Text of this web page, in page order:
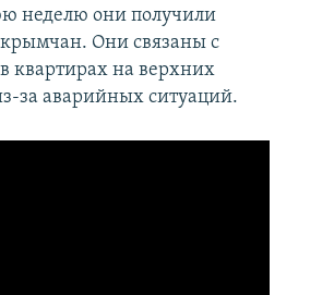
неделю они получили
Они связаны с
квартирах на верхних
за аварийных ситуаций.